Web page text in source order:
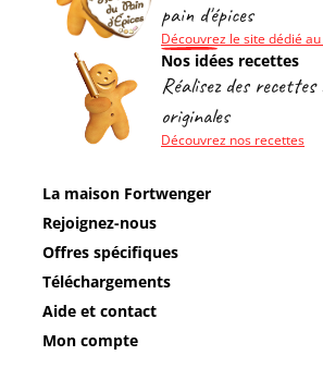
pain d'épices
Découvrez le site dédié
Nos idées recettes
Réalisez des recettes
originales
Découvrez nos recettes
La maison Fortwenger
Rejoignez-nous
Offres spécifiques
Téléchargements
Aide et contact
Mon compte